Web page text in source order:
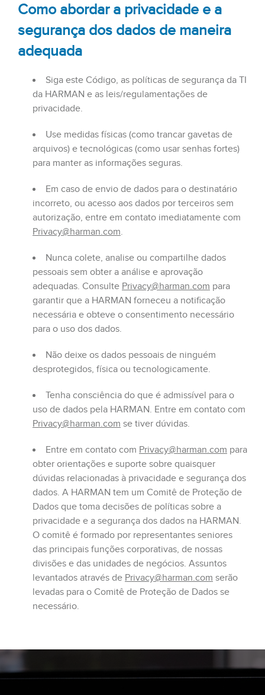
Como abordar a privacidade e a
segurança dos dados de maneira
adequada
Siga este Código, as políticas de segurança da TI
da HARMAN e as leis/regulamentações de
privacidade.
Use medidas físicas (como trancar gavetas de
arquivos) e tecnológicas (como usar senhas fortes)
para manter as informações seguras.
Em caso de envio de dados para o destinatário
incorreto, ou acesso aos dados por terceiros sem
autorização, entre em contato imediatamente com
Privacy@harman.com.
Nunca colete, analise ou compartilhe dados
pessoais sem obter a análise e aprovação
adequadas. Consulte Privacy@harman.com para
garantir que a HARMAN forneceu a notificação
necessária e obteve o consentimento necessário
para o uso dos dados.
Não deixe os dados pessoais de ninguém
desprotegidos, física ou tecnologicamente.
Tenha consciência do que é admissível para o
uso de dados pela HARMAN. Entre em contato com
Privacy@harman.com se tiver dúvidas.
Entre em contato com Privacy@harman.com para
obter orientações e suporte sobre quaisquer
dúvidas relacionadas à privacidade e segurança dos
dados. A HARMAN tem um Comitê de Proteção de
Dados que toma decisões de políticas sobre a
privacidade e a segurança dos dados na HARMAN.
O comitê é formado por representantes seniores
das principais funções corporativas, de nossas
divisões e das unidades de negócios. Assuntos
levantados através de Privacy@harman.com serão
levadas para o Comitê de Proteção de Dados se
necessário.